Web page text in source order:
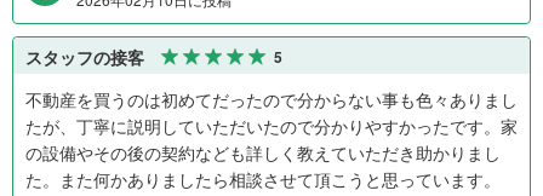
スタッフの接客 5
不動産を買うのは初めてだったので分からない事も色々ありまし
たが、丁寧に説明していただいたので分かりやすかったです。家
の設備やその後の契約なども詳しく教えていただき助かりまし
た。また何かありましたら相談させて頂こうと思っています。